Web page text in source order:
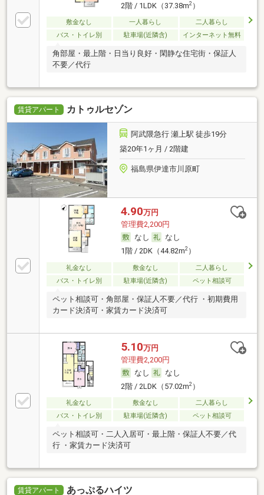
2階 / 1LDK（37.38m2）
敷金なし 一人暮らし
二人暮らし
バス・トイレ別
駐車場(近隣含) インターネット無料
角部屋・最上階・日当り良好・閑静な住宅街・保証人
不要／代行
賃貸アパート カトゥルセゾン
阿武隈急行 瀬上駅 徒歩19分
築20年1ヶ月 / 2階建
福島県伊達市川原町
4.90万円
管理費2,200円
なし
なし
1階 / 2DK（44.82m2）
礼金なし 敷金なし
二人暮らし
バス・トイレ別
駐車場(近隣含) ペット相談可
ペット相談可・角部屋・保証人不要／代行 ・初期費用
カード決済可・家賃カード決済可
5.10万円
管理費2,200円
なし
なし
2階 / 2LDK（57.02m2）
礼金なし 敷金なし
二人暮らし
バス・トイレ別
駐車場(近隣含) ペット相談可
ペット相談可・二人入居可・最上階・保証人不要／代
行 ・家賃カード決済可
賃貸アパート あっぷるハイツ